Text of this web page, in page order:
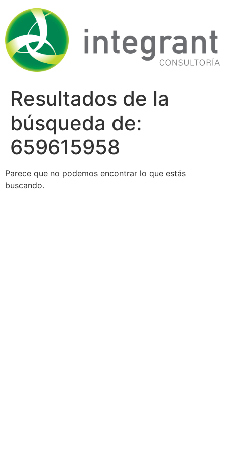
contenido
Resultados de la
búsqueda de:
659615958
Parece que no podemos encontrar lo que estás
buscando.